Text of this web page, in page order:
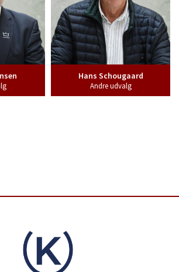
Hans Schougaard
Andre udvalg